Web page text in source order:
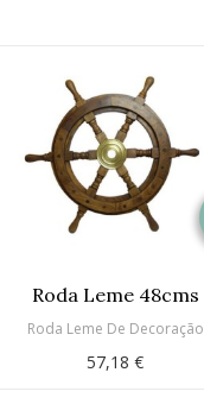
Roda Leme 48cms
Roda Leme De Decoração
57,18 €